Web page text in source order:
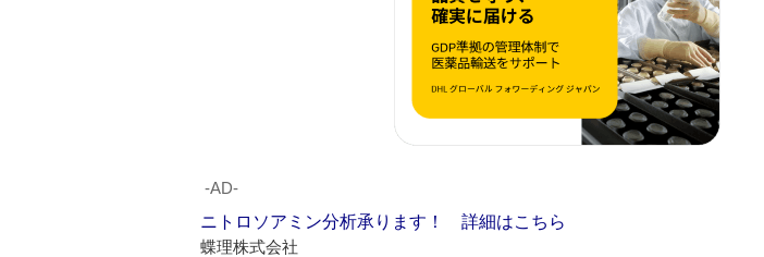
‐AD‐
ニトロソアミン分析承ります！ 詳細はこちら
蝶理株式会社